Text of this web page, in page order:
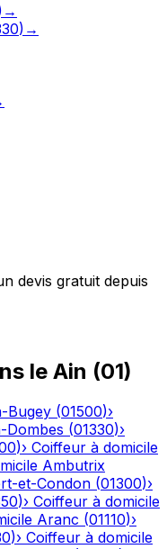
→
) →
devis gratuit depuis
le Ain (01)
Bugey (01500)›
Dombes (01330)›
)› Coiffeur à domicile
Ambutrix
et-Condon (01300)›
)› Coiffeur à domicile
Aranc (01110)›
)› Coiffeur à domicile